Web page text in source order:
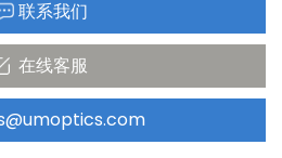
联系我们
在线客服